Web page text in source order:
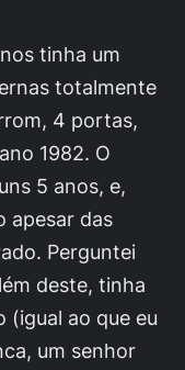
tinha um
totalmente
4 portas,
1982. O
5 anos, e,
apesar das
Perguntei
deste, tinha
(igual ao que eu
um senhor